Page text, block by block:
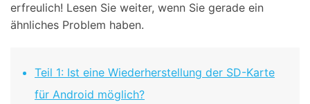
erfreulich! Lesen Sie weiter, wenn Sie gerade ein
ähnliches Problem haben.
Teil 1: Ist eine Wiederherstellung der SD-Karte
für Android möglich?